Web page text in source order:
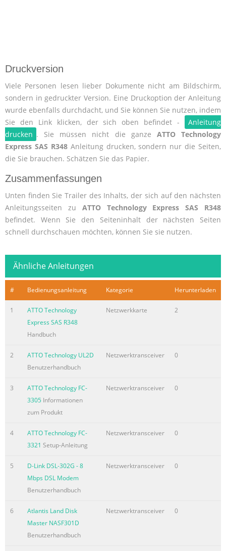
Druckversion
Viele Personen lesen lieber Dokumente nicht am Bildschirm,
sondern in gedruckter Version. Eine Druckoption der Anleitung
wurde ebenfalls durchdacht, und Sie können Sie nutzen, indem
Sie den Link klicken, der sich oben befindet -
Anleitung
drucken . Sie müssen nicht die ganze ATTO Technology
Express SAS R348Anleitung drucken, sondern nur die Seiten,
die Sie brauchen. Schätzen Sie das Papier.
Zusammenfassungen
Unten finden Sie Trailer des Inhalts, der sich auf den nächsten
Anleitungsseiten zu ATTO Technology Express SAS R348
befindet. Wenn Sie den Seiteninhalt der nächsten Seiten
schnell durchschauen möchten, können Sie sie nutzen.
Ähnliche Anleitungen
# Bedienungsanleitung Kategorie Herunterladen
1
ATTO Technology
Express SAS R348
Handbuch
Netzwerkkarte 2
2
ATTO Technology UL2D
Benutzerhandbuch
Netzwerktransceiver 0
3
ATTO Technology FC-
3305 Informationen
zum Produkt
Netzwerktransceiver 0
4
ATTO Technology FC-
3321 Setup-Anleitung
Netzwerktransceiver 0
5
D-Link DSL-302G - 8
Mbps DSL Modem
Benutzerhandbuch
Netzwerktransceiver 0
6
Atlantis Land Disk
Master NASF301D
Benutzerhandbuch
Netzwerktransceiver 0